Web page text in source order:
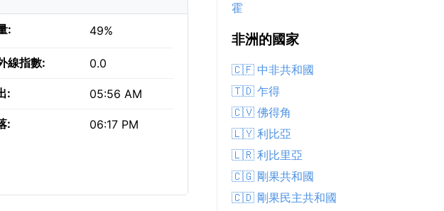
: 49%
線指數: 0.0
: 05:56 AM
: 06:17 PM
霍
非洲的國家
🇨🇫 中非共和國
🇹🇩 乍得
🇨🇻 佛得角
🇱🇾 利比亞
🇱🇷 利比里亞
🇨🇬 剛果共和國
🇨🇩 剛果民主共和國